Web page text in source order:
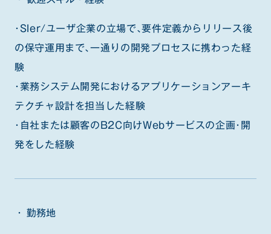
・SIer/ユーザ企業の立場で、要件定義からリリース後
の保守運用まで、一通りの開発プロセスに携わった経
験
・業務システム開発におけるアプリケーションアーキ
テクチャ設計を担当した経験
・自社または顧客のB2C向けWebサービスの企画・開
発をした経験
勤務地